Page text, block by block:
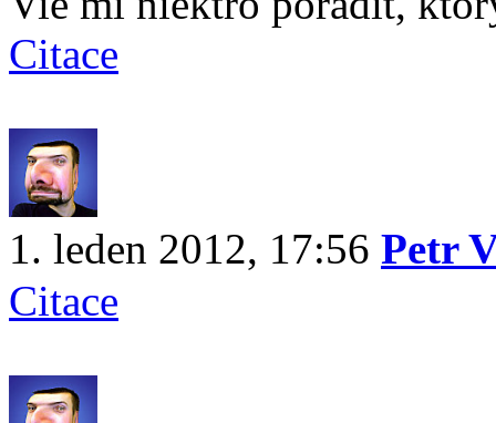
Citace
1. leden 2012, 17:56 Petr
Citace